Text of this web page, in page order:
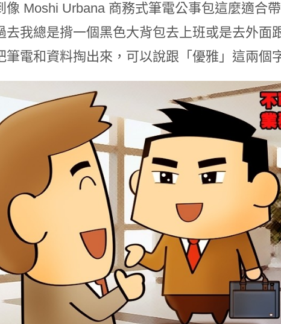
像 Moshi Urbana 商務式筆電公事包這麼適合
去我總是揹一個黑色大背包去上班或是去外面
筆電和資料掏出來，可以說跟「優雅」這兩個